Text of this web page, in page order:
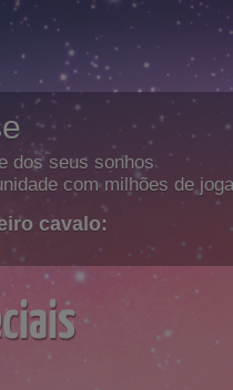
dos seus sonhos
com milhões de
cavalo: